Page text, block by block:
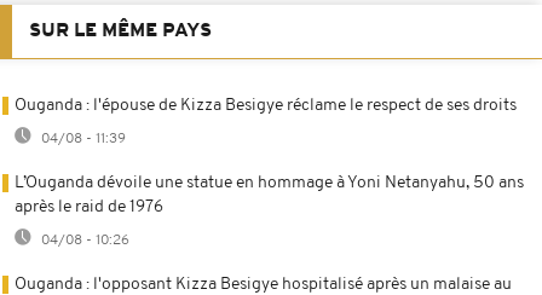
SUR LE MÊME PAYS
Ouganda : l'épouse de Kizza Besigye réclame le respect de ses droits
04/08 - 11:39
L’Ouganda dévoile une statue en hommage à Yoni Netanyahu, 50 ans
après le raid de 1976
04/08 - 10:26
Ouganda : l'opposant Kizza Besigye hospitalisé après un malaise au